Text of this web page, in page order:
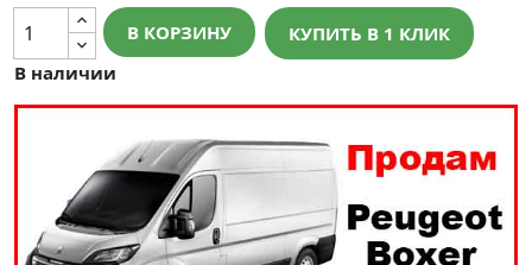
В КОРЗИНУ
КУПИТЬ В 1 КЛИК
В наличии